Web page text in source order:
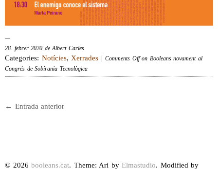
28. febrer 2020 de Albert Carles
Categories: Notícies, Xerrades | Comments Offon Booleans novament al
Congrés de Sobirania Tecnològica
← Entrada anterior
© 2026 booleans.cat. Theme: Ari by Elmastudio. Modified by